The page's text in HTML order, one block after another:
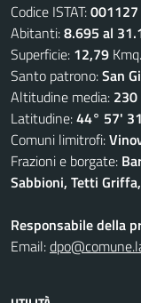
Codice ISTAT:001127
Abitanti:8.695 al
Superficie: 12,79
Santo patrono:San
Altitudine media: 230
Latitudine:44° 57'
Comuni limitrofi:
Frazioni e borgate:
Sabbioni, Tetti
Responsabile della
Email: